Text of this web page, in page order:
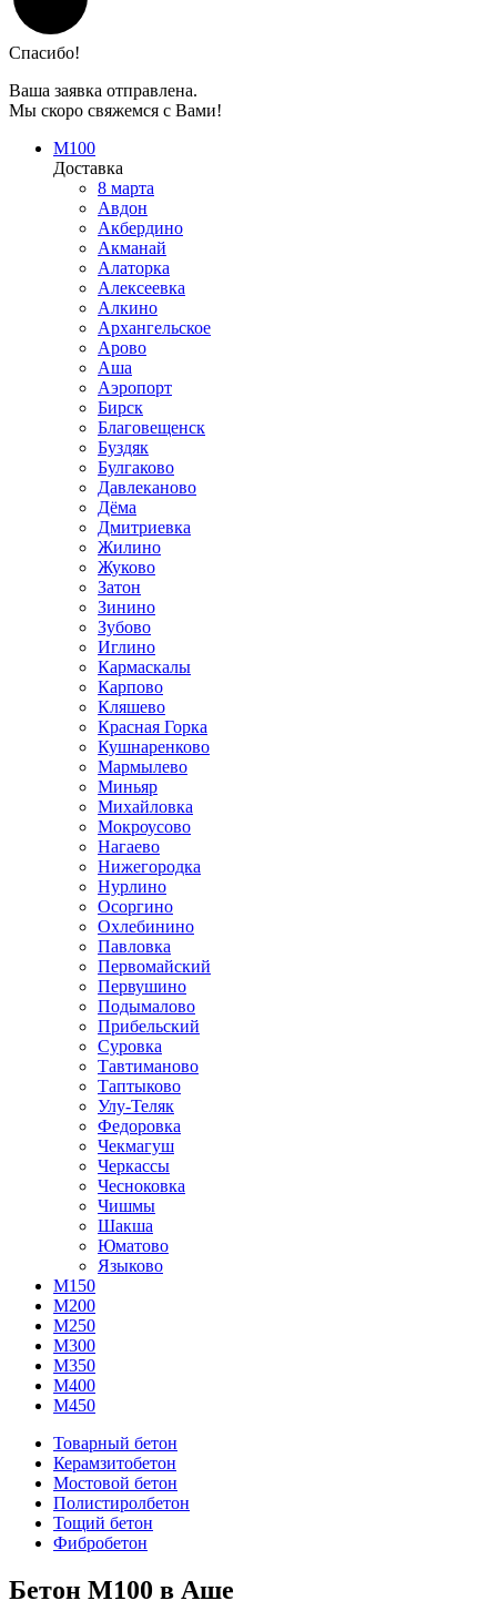
Спасибо!
Ваша заявка отправлена.
Мы скоро свяжемся с Вами!
М100
Доставка
8 марта
Авдон
Акбердино
Акманай
Алаторка
Алексеевка
Алкино
Архангельское
Арово
Аша
Аэропорт
Бирск
Благовещенск
Буздяк
Булгаково
Давлеканово
Дёма
Дмитриевка
Жилино
Жуково
Затон
Зинино
Зубово
Иглино
Кармаскалы
Карпово
Кляшево
Красная Горка
Кушнаренково
Мармылево
Миньяр
Михайловка
Мокроусово
Нагаево
Нижегородка
Нурлино
Осоргино
Охлебинино
Павловка
Первомайский
Первушино
Подымалово
Прибельский
Суровка
Тавтиманово
Таптыково
Улу-Теляк
Федоровка
Чекмагуш
Черкассы
Чесноковка
Чишмы
Шакша
Юматово
Языково
М150
М200
М250
М300
М350
М400
М450
Товарный бетон
Керамзитобетон
Мостовой бетон
Полистиролбетон
Тощий бетон
Фибробетон
Бетон М100 в Аше